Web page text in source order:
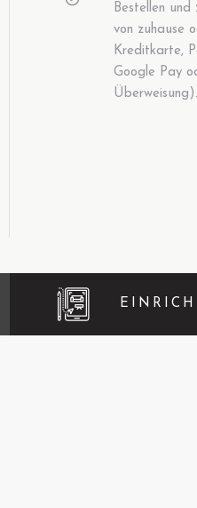
Bestellen und
von zuhause
Kreditkarte,
Google Pay
Überweisung).